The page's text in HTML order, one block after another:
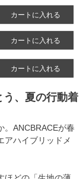
カートに入れる
カートに入れる
カートに入れる
、夏の行動着
。ANCBRACEが春
アハイブリッドメ